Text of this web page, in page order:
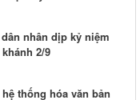
nhân dịp kỷ niệm
2/9
thống hóa văn bản